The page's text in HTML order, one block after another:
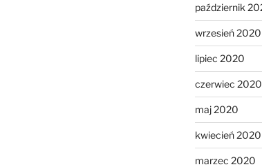
październik
wrzesień 2020
lipiec 2020
czerwiec 2020
maj 2020
kwiecień 2020
marzec 2020